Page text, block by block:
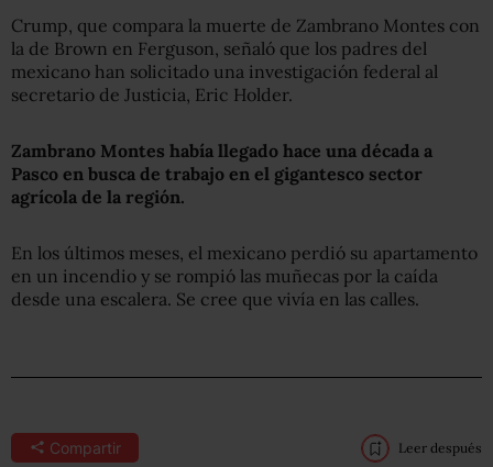
Crump, que compara la muerte de Zambrano Montes con
la de Brown en Ferguson, señaló que los padres del
mexicano han solicitado una investigación federal al
secretario de Justicia, Eric Holder.
Zambrano Montes había llegado hace una década a
Pasco en busca de trabajo en el gigantesco sector
agrícola de la región.
En los últimos meses, el mexicano perdió su apartamento
en un incendio y se rompió las muñecas por la caída
desde una escalera. Se cree que vivía en las calles.
Compartir Leer después